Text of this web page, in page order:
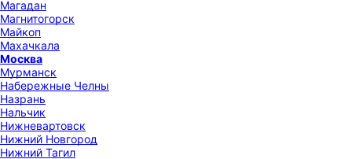
Магадан
Магнитогорск
Майкоп
Махачкала
Москва
Мурманск
Набережные Челны
Назрань
Нальчик
Нижневартовск
Нижний Новгород
Нижний Тагил